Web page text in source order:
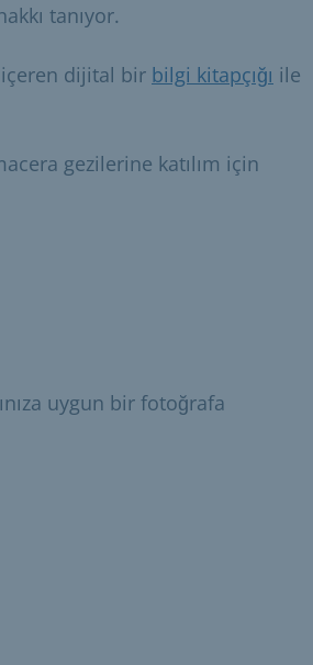
tanıyor.
içeren dijital bir bilgi kitapçığı ile
gezilerine katılım için
uygun bir fotoğrafa